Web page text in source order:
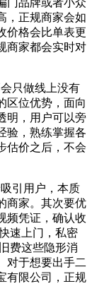
，正规商家会如
价格会比单表更
商家都会实时对
只做线上没有
区位优势，面向
明，用户可以旁
验，熟练掌握各
估价之后，不会
引用户，本质
商家。其次要优
频凭证，确认收
速上门，私密
费这些隐形消
对于想要出手二
有限公司，正规